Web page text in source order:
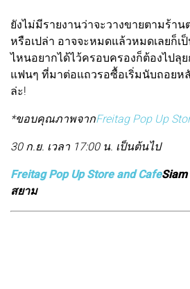
ยังไม่มีรายงานว่าจะวางขายตามร้าน
หรือเปล่า อาจจะหมดแล้วหมดเลยก็เ
ไหนอยากได้ไว้ครอบครองก็ต้องไปลุ
แฟนๆ ที่มาต่อแถวรอซื้อเริ่มนับถอยห
ล่ะ!
*ขอบคุณภาพจากFreitag Pop Up
30 ก.ย. เวลา 17:00 น. เป็นต้นไป
Freitag Pop Up Store and CafeSiam
สยาม